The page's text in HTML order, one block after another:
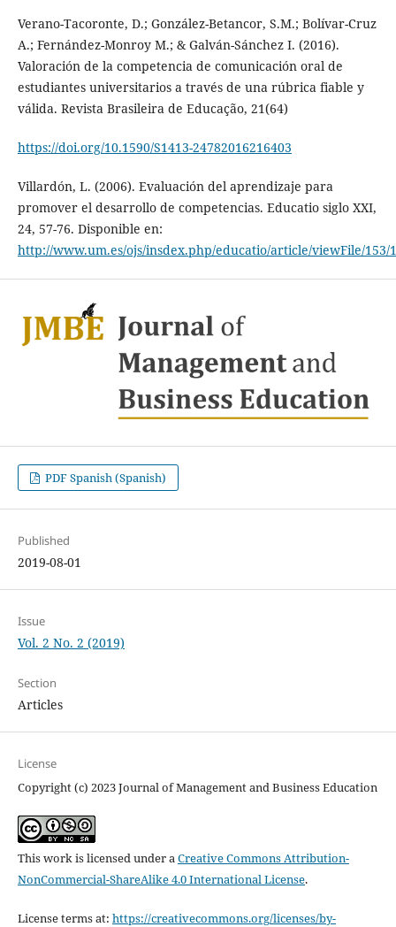
Verano-Tacoronte, D.; González-Betancor, S.M.; Bolívar-Cruz
A.; Fernández-Monroy M.; & Galván-Sánchez I. (2016).
Valoración de la competencia de comunicación oral de
estudiantes universitarios a través de una rúbrica fiable y
válida. Revista Brasileira de Educação, 21(64)
https://doi.org/10.1590/S1413-24782016216403
Villardón, L. (2006). Evaluación del aprendizaje para
promover el desarrollo de competencias. Educatio siglo XXI,
24, 57-76. Disponible en:
http://www.um.es/ojs/insdex.php/educatio/article/viewFile/153/
PDF Spanish (Spanish)
Published
2019-08-01
Issue
Vol. 2 No. 2 (2019)
Section
Articles
License
Copyright (c) 2023 Journal of Management and Business Education
This work is licensed under aCreative Commons Attribution-
NonCommercial-ShareAlike 4.0 International License.
License terms at: https://creativecommons.org/licenses/by-